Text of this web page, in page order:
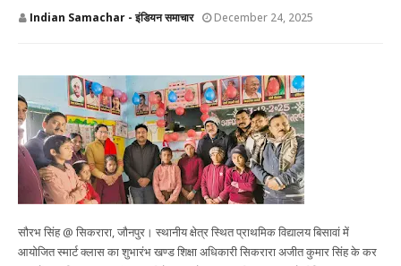
Indian Samachar - इंडियन समाचार December 24, 2025
सौरभ सिंह @ सिकरारा, जौनपुर। स्थानीय क्षेत्र स्थित प्राथमिक विद्यालय बिसावां में
आयोजित स्मार्ट क्लास का शुभारंभ खण्ड शिक्षा अधिकारी सिकरारा अजीत कुमार सिंह के कर